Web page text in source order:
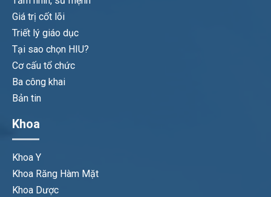
Giá trị cốt lõi
Triết lý giáo dục
Tại sao chọn HIU?
Cơ cấu tổ chức
Ba công khai
Bản tin
Khoa
Khoa Y
Khoa Răng Hàm Mặt
Khoa Dược